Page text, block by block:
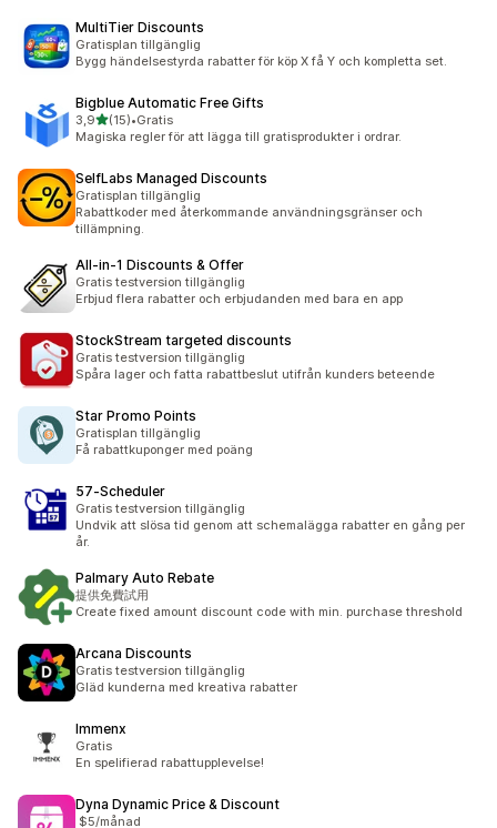
MultiTier Discounts
Gratisplan tillgänglig
Bygg händelsestyrda rabatter för köp X få Y och kompletta set.
Bigblue Automatic Free Gifts
3,9av 5 stjärnor
(15)
15 recensioner totalt
•Gratis
Magiska regler för att lägga till gratisprodukter i ordrar.
SelfLabs Managed Discounts
Gratisplan tillgänglig
Rabattkoder med återkommande användningsgränser och
tillämpning.
All‑in‑1 Discounts & Offer
Gratis testversion tillgänglig
Erbjud flera rabatter och erbjudanden med bara en app
StockStream targeted discounts
Gratis testversion tillgänglig
Spåra lager och fatta rabattbeslut utifrån kunders beteende
Star Promo Points
Gratisplan tillgänglig
Få rabattkuponger med poäng
57‑Scheduler
Gratis testversion tillgänglig
Undvik att slösa tid genom att schemalägga rabatter en gång per
år.
Palmary Auto Rebate
提供免費試用
Create fixed amount discount code with min. purchase threshold
Arcana Discounts
Gratis testversion tillgänglig
Gläd kunderna med kreativa rabatter
Immenx
Gratis
En spelifierad rabattupplevelse!
Dyna Dynamic Price & Discount
$5/månad